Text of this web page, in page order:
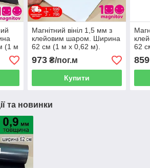
(1 м
Магнітний вініл 1,5 мм з
клейовим шаром. Ширина
62 см (1 м х 0,62 м).
Продаж в погонних
метрах
973₴/пог.м
Купити
62
859
та новинки